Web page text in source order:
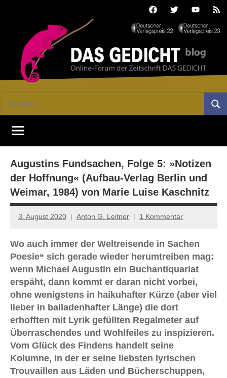
FacebookTwitterYoutube
GEDICHT
blog
Forum
von
DAS
Lyrik,
Essay
Suchen
Augustins Fundsachen, Folge 5: »Notizen
der Hoffnung« (Aufbau-Verlag Berlin und
Weimar, 1984) von Marie Luise Kaschnitz
3. August 2020 Anton G. Leitner 1 Kommentar
Wo auch immer der Weltreisende in Sachen
Poesie“ sich gerade wieder herumtreiben mag:
wenn Michael Augustin ein Buchantiquariat
erspäht, dann kommt er daran nicht vorbei,
ohne wenigstens in haikuhafter Kürze (aber viel
lieber in balladenhafter Länge) die dort
erhofften mit Lyrik gefüllten Regalmeter auf
Überraschendes und Wohlfeiles zu inspizieren.
Vom Glück des Findens handelt seine
Kolumne, in der er seine liebsten lyrischen
Trouvaillen aus Läden und Bücherschuppen,